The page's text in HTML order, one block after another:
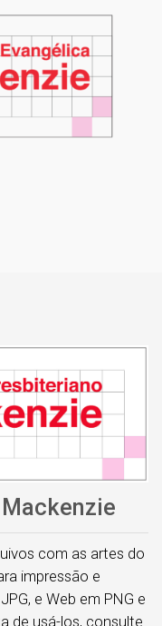
com as artes do
impressão e
e Web em PNG e
de usá-los, consulte